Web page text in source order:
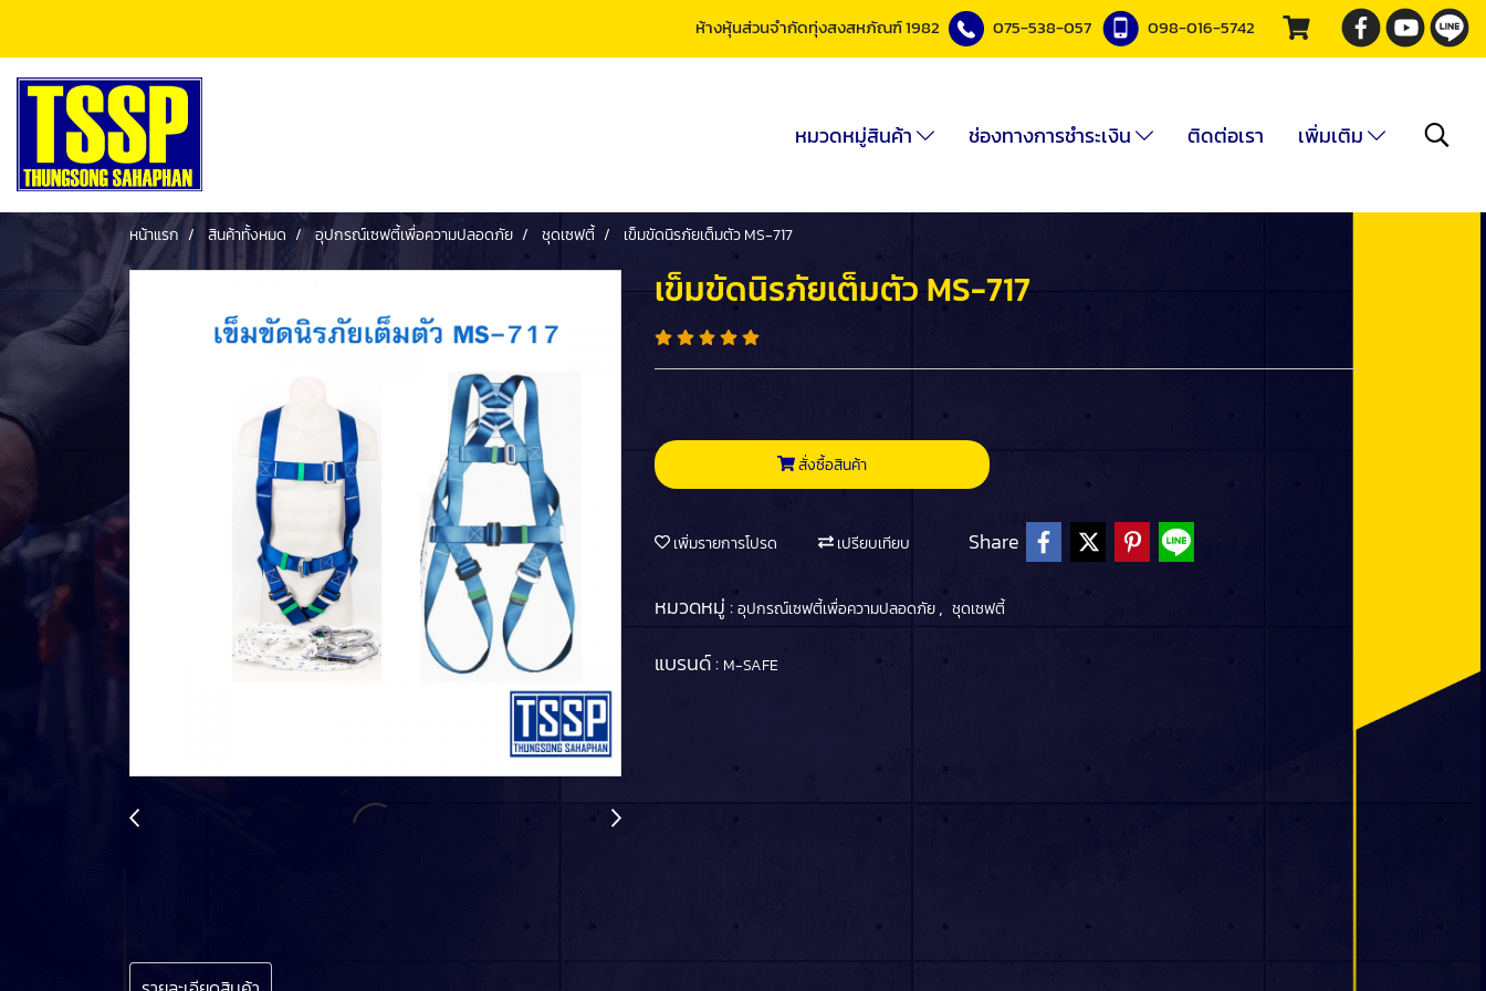
ห้างหุ้นส่วนจำกัดทุ่งสงสหภัณฑ์ 1982 075-538-057 098-016-5742
หมวดหมู่สินค้า ช่องทางการชำระเงิน ติดต่อเรา เพิ่มเติม
หน้าแรก สินค้าทั้งหมด อุปกรณ์เซฟตี้เพื่อความปลอดภัย ชุดเซฟตี้ เข็มขัดนิรภัยเต็มตัว MS-717
เข็มขัดนิรภัยเต็มตัว MS-717
สั่งซื้อสินค้า
เพิ่มรายการโปรด เปรียบเทียบ Share
หมวดหมู่ :อุปกรณ์เซฟตี้เพื่อความปลอดภัย, ชุดเซฟตี้
แบรนด์ : M-SAFE